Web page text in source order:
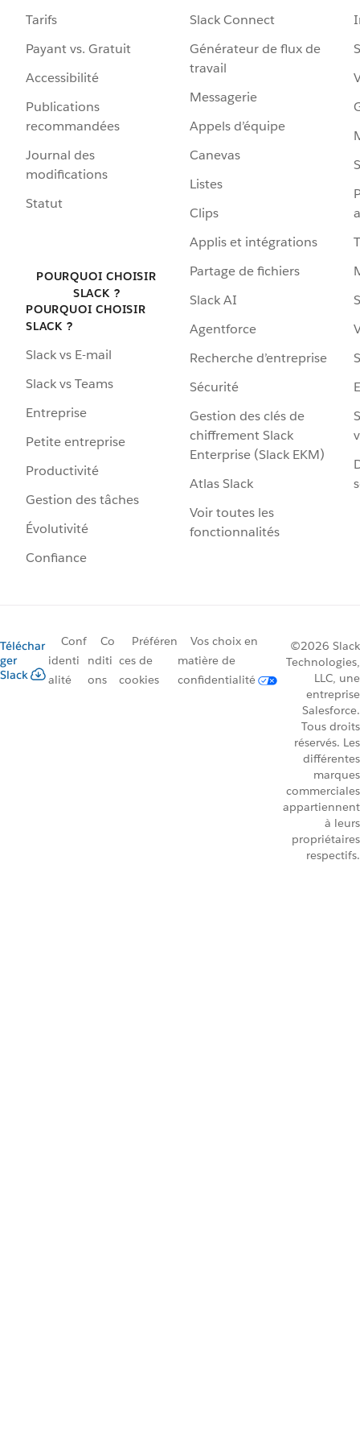
Tarifs
Payant vs. Gratuit
Accessibilité
Publications
recommandées
Journal des
modifications
Statut
POURQUOI CHOISIR
SLACK ?
POURQUOI CHOISIR
SLACK ?
Slack vs E-mail
Slack vs Teams
Entreprise
Petite entreprise
Productivité
Gestion des tâches
Évolutivité
Confiance
Slack Connect
Générateur de flux de
travail
Messagerie
Appels d’équipe
Canevas
Listes
Clips
Applis et intégrations
Partage de fichiers
Slack AI
Agentforce
Recherche d’entreprise
Sécurité
Gestion des clés de
chiffrement Slack
Enterprise (Slack EKM)
Atlas Slack
Voir toutes les
fonctionnalités
Téléchar
ger
Slack
Conf
identi
alité
Co
nditi
ons
Préféren
ces de
cookies
Vos choix en
matière de
confidentialité
©2026 Slack
Technologies,
LLC, une
entreprise
Salesforce.
Tous droits
réservés. Les
différentes
marques
commerciales
appartiennent
à leurs
propriétaires
respectifs.